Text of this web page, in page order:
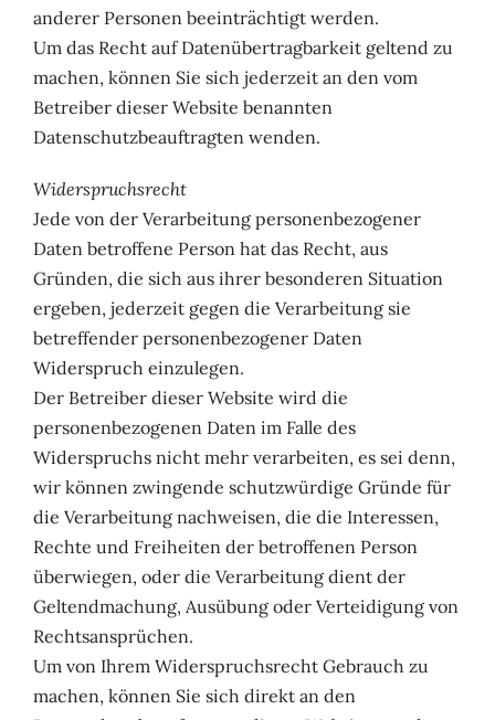
anderer Personen beeinträchtigt werden.
Um das Recht auf Datenübertragbarkeit geltend zu
machen, können Sie sich jederzeit an den vom
Betreiber dieser Website benannten
Datenschutzbeauftragten wenden.
Widerspruchsrecht
Jede von der Verarbeitung personenbezogener
Daten betroffene Person hat das Recht, aus
Gründen, die sich aus ihrer besonderen Situation
ergeben, jederzeit gegen die Verarbeitung sie
betreffender personenbezogener Daten
Widerspruch einzulegen.
Der Betreiber dieser Website wird die
personenbezogenen Daten im Falle des
Widerspruchs nicht mehr verarbeiten, es sei denn,
wir können zwingende schutzwürdige Gründe für
die Verarbeitung nachweisen, die die Interessen,
Rechte und Freiheiten der betroffenen Person
überwiegen, oder die Verarbeitung dient der
Geltendmachung, Ausübung oder Verteidigung von
Rechtsansprüchen.
Um von Ihrem Widerspruchsrecht Gebrauch zu
machen, können Sie sich direkt an den